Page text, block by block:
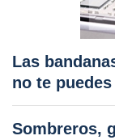
Las
no te
Sombreros,